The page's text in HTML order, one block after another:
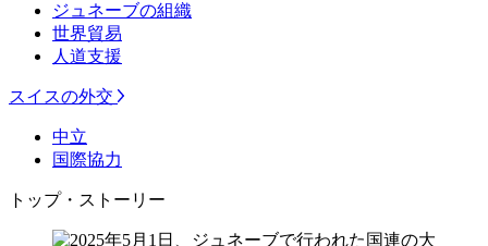
ジュネーブの組織
世界貿易
人道支援
スイスの外交
中立
国際協力
トップ・ストーリー